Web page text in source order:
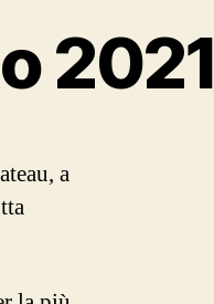
2021
a